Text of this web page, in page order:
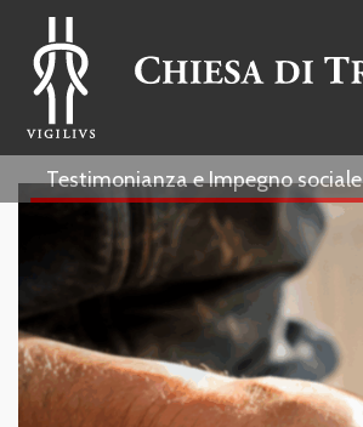
Testimonianza e Impegno sociale